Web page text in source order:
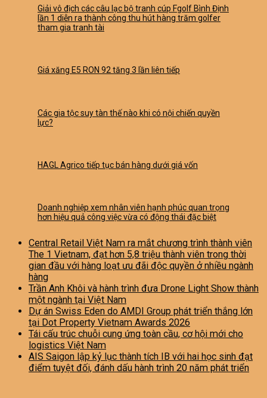
Giải vô địch các câu lạc bộ tranh cúp Fgolf Bình Định
lần 1 diễn ra thành công thu hút hàng trăm golfer
tham gia tranh tài
Giá xăng E5 RON 92 tăng 3 lần liên tiếp
Các gia tộc suy tàn thế nào khi có nội chiến quyền
lực?
HAGL Agrico tiếp tục bán hàng dưới giá vốn
Doanh nghiệp xem nhân viên hạnh phúc quan trọng
hơn hiệu quả công việc vừa có động thái đặc biệt
Central Retail Việt Nam ra mắt chương trình thành viên
The 1 Vietnam, đạt hơn 5,8 triệu thành viên trong thời
gian đầu với hàng loạt ưu đãi độc quyền ở nhiều ngành
hàng
Trần Anh Khôi và hành trình đưa Drone Light Show thành
một ngành tại Việt Nam
Dự án Swiss Eden do AMDI Group phát triển thắng lớn
tại Dot Property Vietnam Awards 2026
Tái cấu trúc chuỗi cung ứng toàn cầu, cơ hội mới cho
logistics Việt Nam
AIS Saigon lập kỷ lục thành tích IB với hai học sinh đạt
điểm tuyệt đối, đánh dấu hành trình 20 năm phát triển